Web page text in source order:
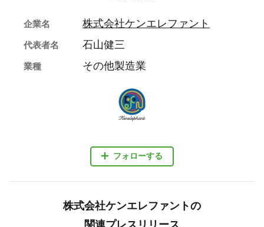
フォローする
企業名 株式会社ケンエレファント
代表者名 石山健三
業種 その他製造業
株式会社ケンエレファントの
関連プレスリリース